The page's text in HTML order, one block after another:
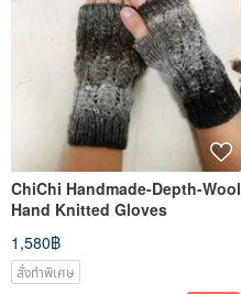
ChiChi Handmade-Depth-Wool
Hand Knitted Gloves
1,580฿
สั่งทำพิเศษ